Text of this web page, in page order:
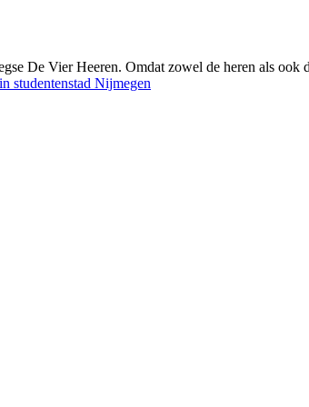
De Vier Heeren. Omdat zowel de heren als ook
studentenstad Nijmegen